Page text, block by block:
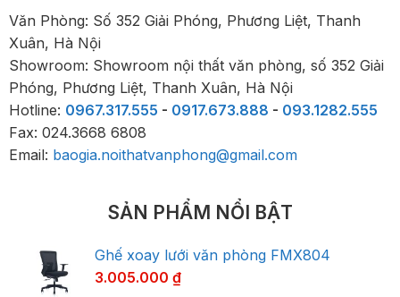
Văn Phòng: Số 352 Giải Phóng, Phương Liệt, Thanh
Xuân, Hà Nội
Showroom: Showroom nội thất văn phòng, số 352 Giải
Phóng, Phương Liệt, Thanh Xuân, Hà Nội
Hotline: 0967.317.555 - 0917.673.888 - 093.1282.555
Fax: 024.3668 6808
Email: baogia.noithatvanphong@gmail.com
SẢN PHẨM NỔI BẬT
Ghế xoay lưới văn phòng FMX804
3.005.000 ₫